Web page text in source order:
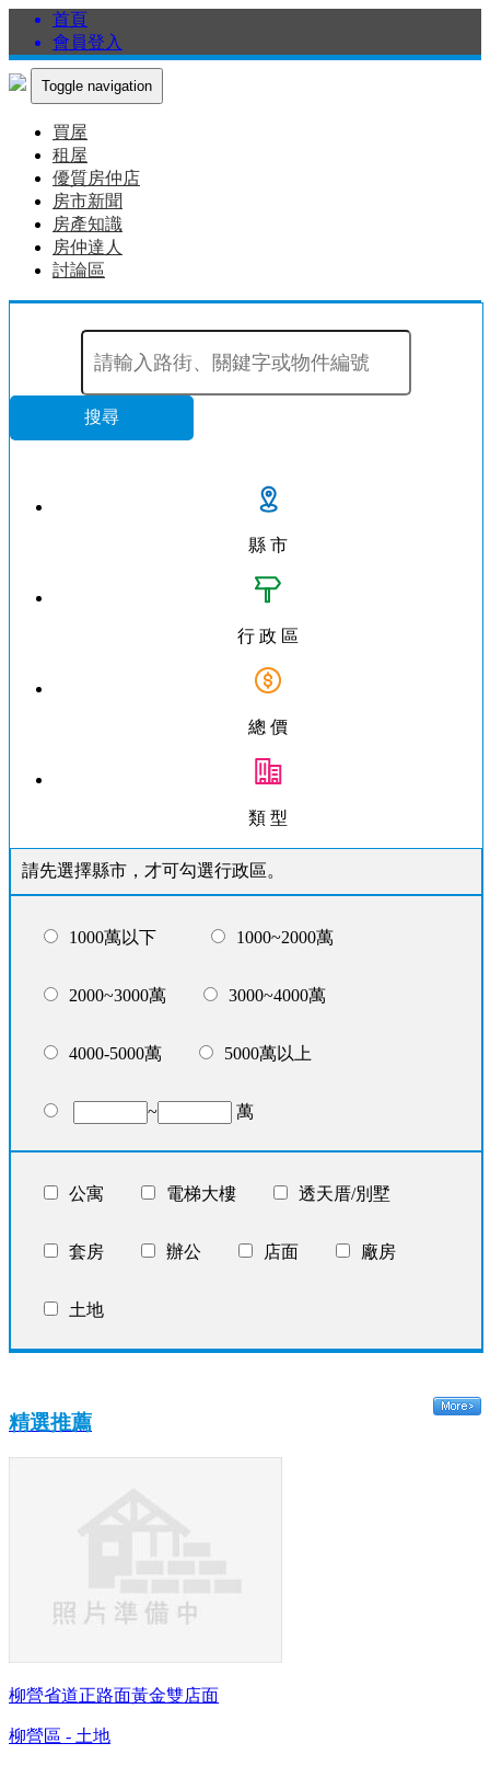
首頁
會員登入
Toggle navigation
買屋
租屋
優質房仲店
房市新聞
房產知識
房仲達人
討論區
搜尋
縣 市
行 政 區
總 價
類 型
請先選擇縣市，才可勾選行政區。
1000萬以下 1000~2000萬
2000~3000萬 3000~4000萬
4000-5000萬 5000萬以上
~ 萬
公寓 電梯大樓 透天厝/別墅
套房 辦公 店面 廠房
土地
精選推薦
柳營省道正路面黃金雙店面
柳營區 - 土地